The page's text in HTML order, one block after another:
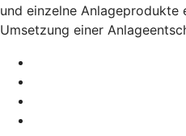
und einzelne Anlageprodukte
Umsetzung einer